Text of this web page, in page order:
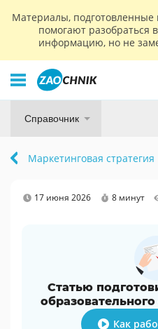
Материалы, подготовленные
помогают разобраться
информацию, но не
Справочник
Маркетинговая стратегия
17 июня 2026 8 минут
Статью
Как